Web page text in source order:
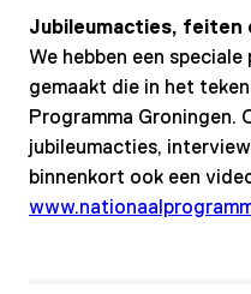
Jubileumacties,
We hebben een
gemaakt die in het
Programma Groningen.
jubileumacties,
binnenkort ook een